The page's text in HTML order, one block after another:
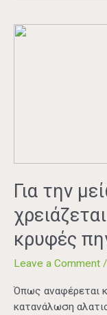
Για την
κρυφές
Leave a Comment /
Όπως αναφέρεται
κατανάλωση
Για
του